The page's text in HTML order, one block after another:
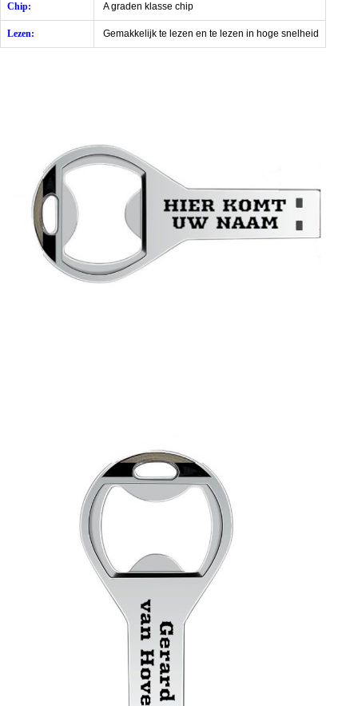
Chip: A graden klasse chip
Lezen: Gemakkelijk te lezen en te lezen in hoge snelheid